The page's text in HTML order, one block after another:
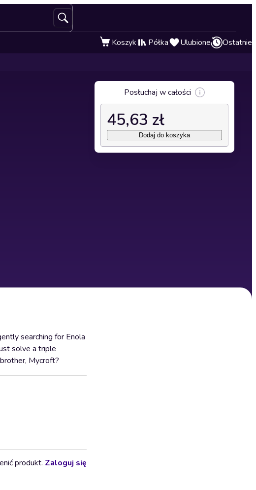
Koszyk Półka Ulubione Ostatnie
searching for Enola
solve a triple
Mycroft?
produkt. Zaloguj się
Posłuchaj w całości
45,63 zł
Dodaj do koszyka